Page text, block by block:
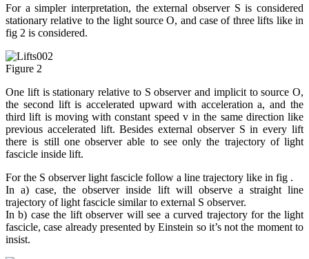
For a simpler interpretation, the external observer S is considered
stationary relative to the light source O, and case of three lifts like in
fig 2 is considered.
Figure 2
One lift is stationary relative to S observer and implicit to source O,
the second lift is accelerated upward with acceleration a, and the
third lift is moving with constant speed v in the same direction like
previous accelerated lift. Besides external observer S in every lift
there is still one observer able to see only the trajectory of light
fascicle inside lift.
For the S observer light fascicle follow a line trajectory like in fig .
In a) case, the observer inside lift will observe a straight line
trajectory of light fascicle similar to external S observer.
In b) case the lift observer will see a curved trajectory for the light
fascicle, case already presented by Einstein so it’s not the moment to
insist.